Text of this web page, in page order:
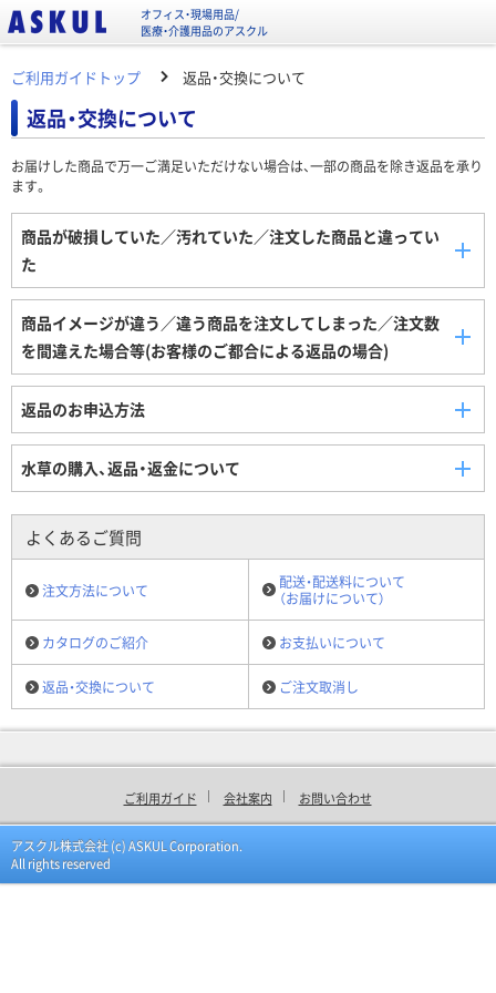
オフィス・現場用品/
医療・介護用品のアスクル
ご利用ガイドトップ 返品・交換について
返品・交換について
お届けした商品で万一ご満足いただけない場合は、一部の商品を除き返品を承り
ます。
商品が破損していた／汚れていた／注文した商品と違ってい
た
商品イメージが違う／違う商品を注文してしまった／注文数
を間違えた場合等(お客様のご都合による返品の場合)
返品のお申込方法
水草の購入、返品・返金について
よくあるご質問
注文方法について
配送・配送料について
（お届けについて）
カタログのご紹介 お支払いについて
返品・交換について ご注文取消し
ご利用ガイド 会社案内 お問い合わせ
アスクル株式会社 (c) ASKUL Corporation.
All rights reserved